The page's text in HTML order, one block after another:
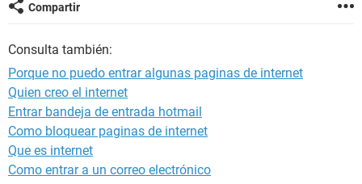
Compartir
Consulta también:
Porque no puedo entrar algunas paginas de internet
Quien creo el internet
Entrar bandeja de entrada hotmail
Como bloquear paginas de internet
Que es internet
Como entrar a un correo electrónico